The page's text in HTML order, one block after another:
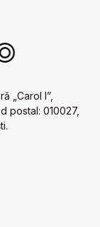
„Carol I”,
postal: 010027,